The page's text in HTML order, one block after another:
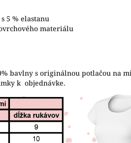
5 % elastanu
materiálu
bavlny s originálnou potlačou na
k objednávke.